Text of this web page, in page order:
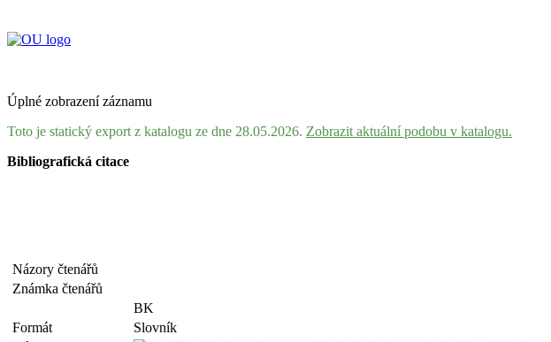
Úplné zobrazení záznamu
Toto je statický export z katalogu ze dne 28.05.2026. Zobrazit aktuální podobu v katalogu.
Bibliografická citace
Názory čtenářů
Známka čtenářů
BK
Formát
Slovník